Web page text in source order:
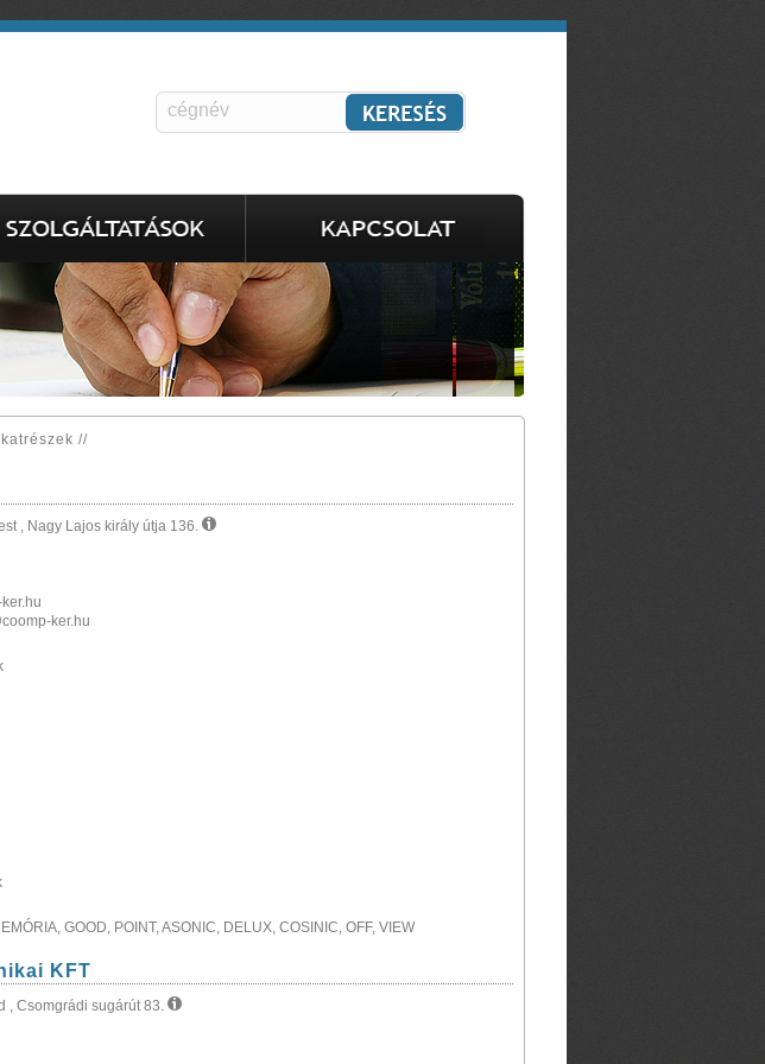
//
, Nagy Lajos király útja 136.
ker.hu
GOOD, POINT, ASONIC, DELUX, COSINIC, OFF, VIEW
KFT
, Csomgrádi sugárút 83.